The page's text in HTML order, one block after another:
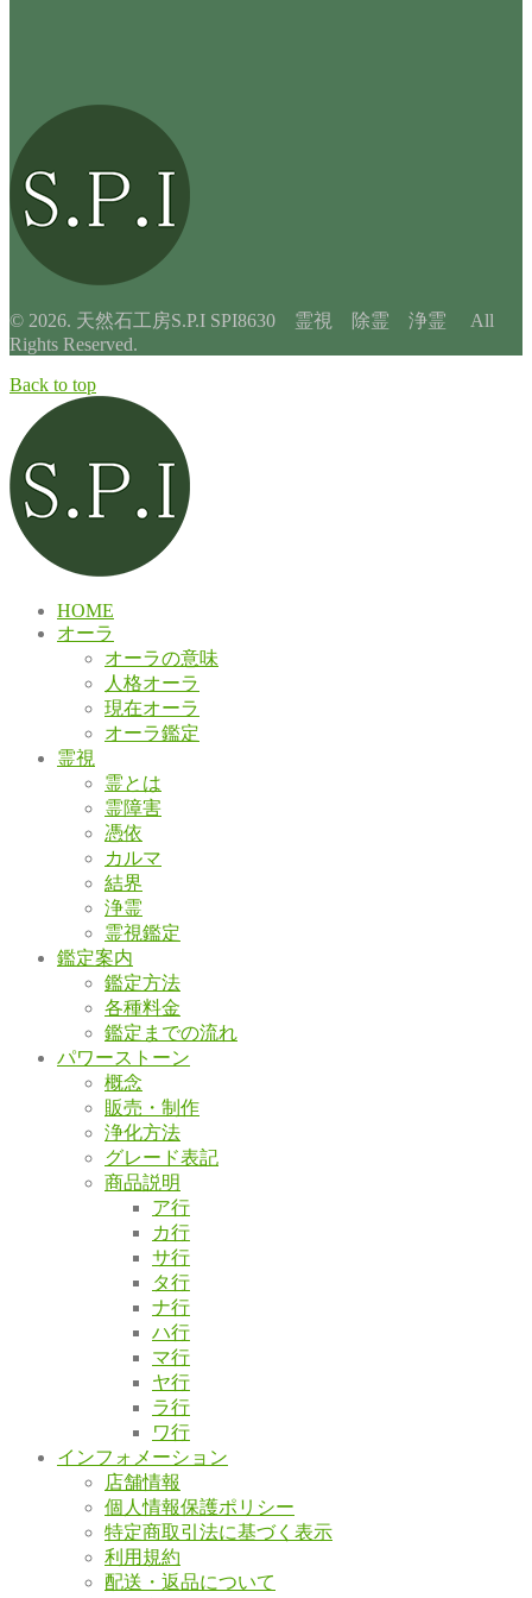
© 2026. 天然石工房S.P.I SPI8630 霊視 除霊 浄霊 All
Rights Reserved.
Back to top
HOME
オーラ
オーラの意味
人格オーラ
現在オーラ
オーラ鑑定
霊視
霊とは
霊障害
憑依
カルマ
結界
浄霊
霊視鑑定
鑑定案内
鑑定方法
各種料金
鑑定までの流れ
パワーストーン
概念
販売・制作
浄化方法
グレード表記
商品説明
ア行
カ行
サ行
タ行
ナ行
ハ行
マ行
ヤ行
ラ行
ワ行
インフォメーション
店舗情報
個人情報保護ポリシー
特定商取引法に基づく表示
利用規約
配送・返品について